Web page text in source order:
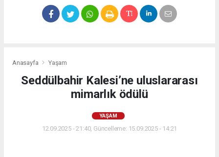
Anasayfa Yaşam
Seddülbahir Kalesi’ne uluslararası
mimarlık ödülü
YAŞAM
12.09.2025 - 21:40, Güncelleme: 15.09.2025 - 14:21